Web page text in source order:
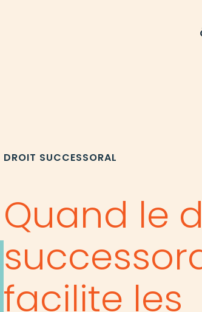
DROIT SUCCESSORAL
Quand le
facilite les